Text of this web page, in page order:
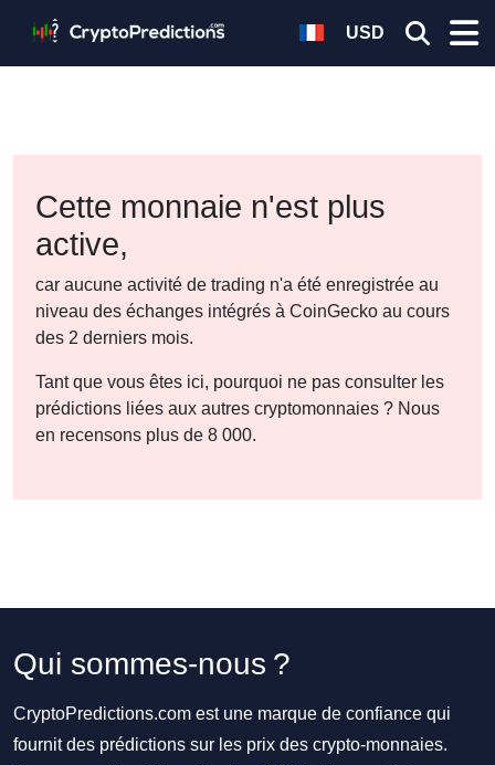
USD
Cette monnaie n'est plus
active,
car aucune activité de trading n'a été enregistrée au
niveau des échanges intégrés à CoinGecko au cours
des 2 derniers mois.
Tant que vous êtes ici, pourquoi ne pas consulter les
prédictions liées aux autres cryptomonnaies ? Nous
en recensons plus de 8 000.
Qui sommes-nous ?
CryptoPredictions.com est une marque de confiance qui
fournit des prédictions sur les prix des crypto-monnaies.